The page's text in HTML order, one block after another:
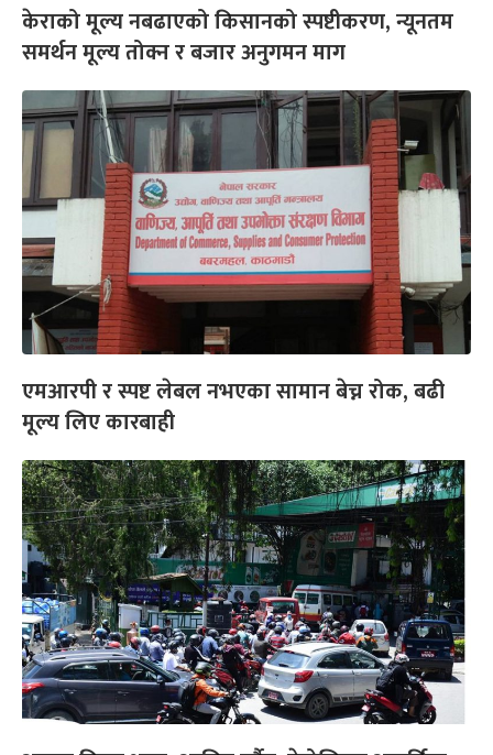
केराको मूल्य नबढाएको किसानको स्पष्टीकरण, न्यूनतम
समर्थन मूल्य तोक्न र बजार अनुगमन माग
एमआरपी र स्पष्ट लेबल नभएका सामान बेच्न रोक, बढी
मूल्य लिए कारबाही